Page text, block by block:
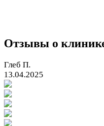
Отзывы о
Глеб П.
13.04.2025